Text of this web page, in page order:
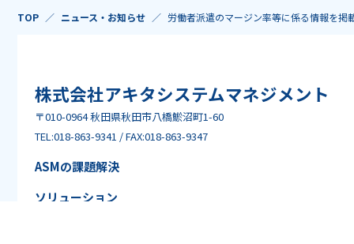
TOP ニュース・お知らせ 労働者派遣のマージン率等に係る情報を掲
株式会社アキタシステムマネジメント
〒010-0964 秋田県秋田市八橋鯲沼町1-60
TEL:018-863-9341 / FAX:018-863-9347
ASMの課題解決
ソリューション